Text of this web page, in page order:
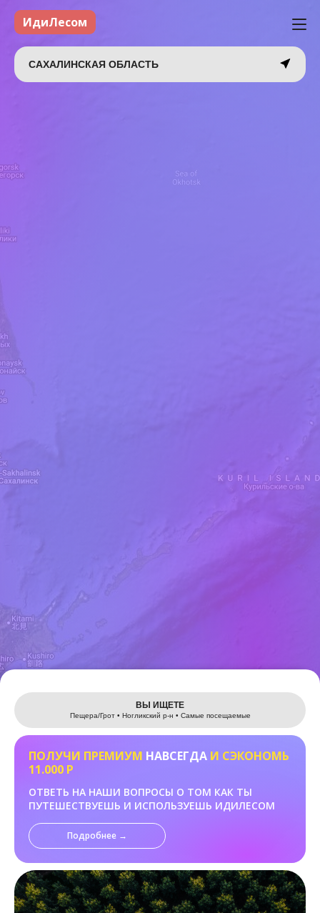
Leaflet
ИдиЛесом
САХАЛИНСКАЯ ОБЛАСТЬ
ВЫ ИЩЕТЕ
Пещера/Грот • Ногликский р-н • Самые посещаемые
ПОЛУЧИ ПРЕМИУМ НАВСЕГДА И СЭКОНОМЬ
11.000 Р
ОТВЕТЬ НА НАШИ ВОПРОСЫ О ТОМ КАК ТЫ
ПУТЕШЕСТВУЕШЬ И ИСПОЛЬЗУЕШЬ ИДИЛЕСОМ
Подробнее →